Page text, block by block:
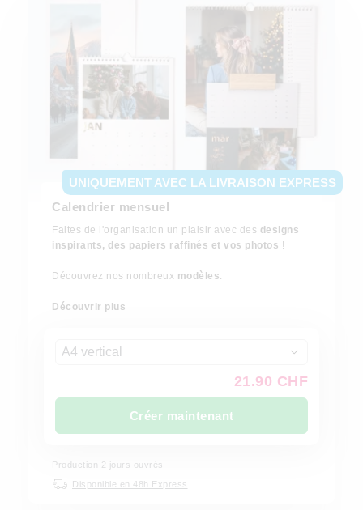
UNIQUEMENT AVEC LA LIVRAISON EXPRESS
Calendrier mensuel
Faites de l'organisation un plaisir avec des designs
inspirants, des papiers raffinés et vos photos !
Découvrez nos nombreux modèles.
Découvrir plus
A4 vertical
21.90 CHF
Créer maintenant
Production 2 jours ouvrés
Disponible en 48h Express